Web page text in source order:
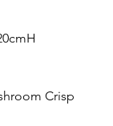
Crisp